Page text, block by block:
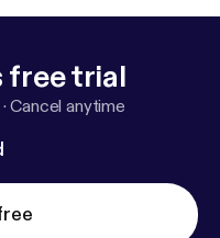
A Pro PR [https://w
nuestro podcast
de-contenido/messa
free trial
·Cancel anytime